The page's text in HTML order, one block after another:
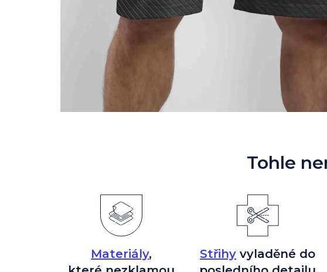
Tohle
Materiály,
Střihy vyladěné do